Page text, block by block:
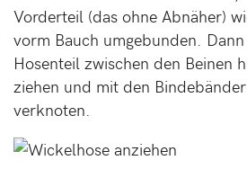
Vorderteil (das ohne Abnäher)
vorm Bauch umgebunden.
Hosenteil zwischen den Beinen
ziehen und mit den
verknoten.